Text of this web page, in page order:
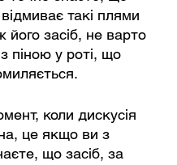
такі плями
його засіб, не варто
піною у роті, що
коли дискусія
це якщо ви з
що засіб, за